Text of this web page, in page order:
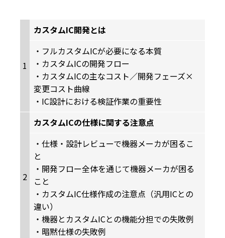
1
カスタムIC開発とは
・フルカスタムICが必要になる本質
・カスタムICの開発フロー
・カスタムICの主なコスト／開発フェーズ×
変更コスト曲線
・IC設計における検証作業の重要性
2
カスタムICの仕様に関する注意点
・仕様・設計レビューで機器メーカが困るこ
と
・開発フロー全体を通じて機器メーカが困る
こと
・カスタムIC仕様作成の注意点（汎用ICとの
違い）
・機器とカスタムICとの機能分担での失敗例
・暗黙仕様の失敗例